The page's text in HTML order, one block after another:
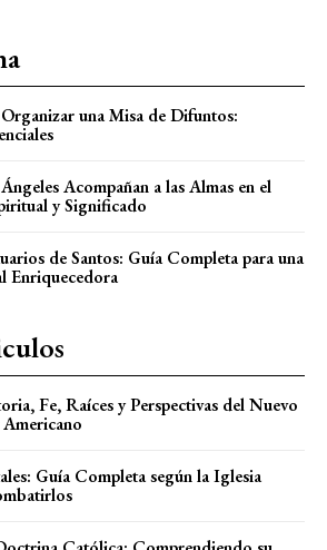
una Misa de Difuntos:
Acompañan a las Almas en el
y Significado
de Santos: Guía Completa para una
Enriquecedora
Fe, Raíces y Perspectivas del Nuevo
Guía Completa según la Iglesia